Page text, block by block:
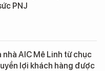
PNJ
nhà AIC Mê Linh từ chục
lợi khách hàng được